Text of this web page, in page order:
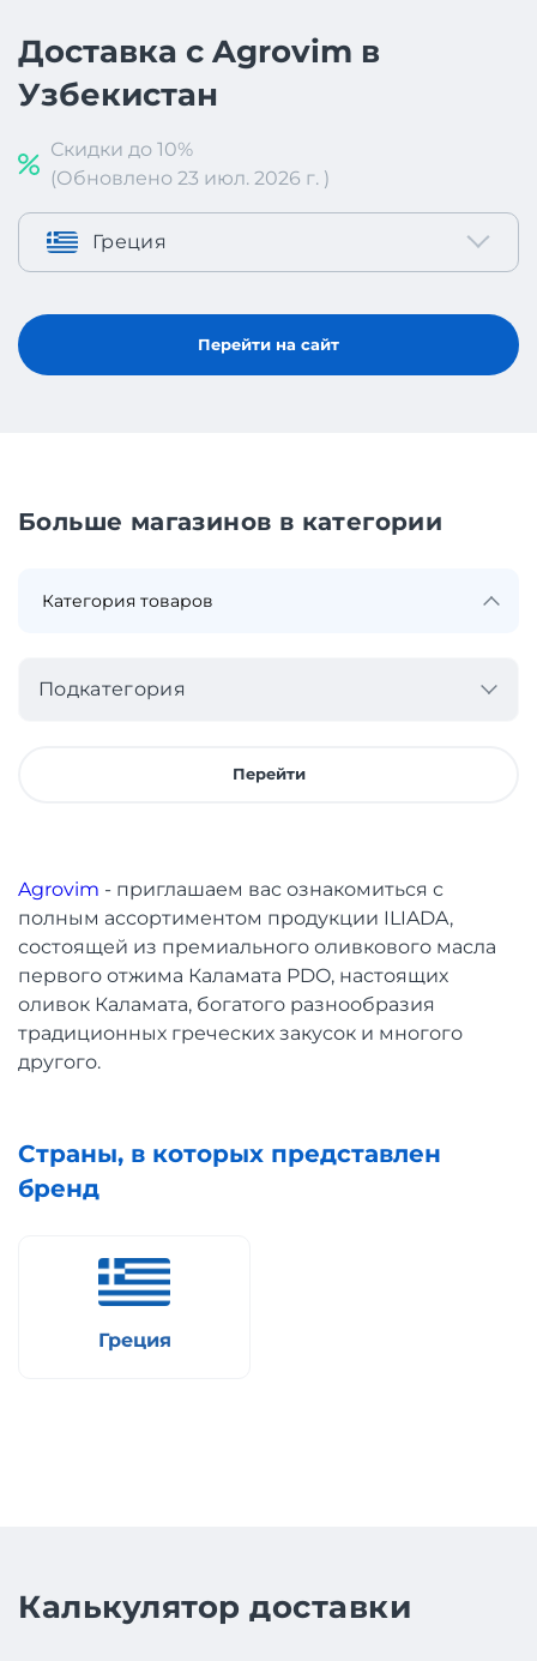
Доставка с Agrovim в
Узбекистан
Скидки до 10%
(Обновлено 23 июл. 2026 г. )
Греция
Перейти на сайт
Больше магазинов в категории
Подкатегория
Перейти
Agrovim - приглашаем вас ознакомиться с
полным ассортиментом продукции ILIADA,
состоящей из премиального оливкового масла
первого отжима Каламата PDO, настоящих
оливок Каламата, богатого разнообразия
традиционных греческих закусок и многого
другого.
Страны, в которых представлен
бренд
Греция
Калькулятор доставки